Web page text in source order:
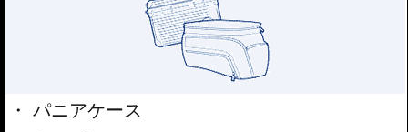
パニアケース